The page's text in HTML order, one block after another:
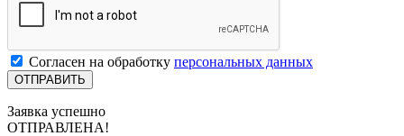
Согласен на обработку персональных данных
Заявка успешно
ОТПРАВЛЕНА!